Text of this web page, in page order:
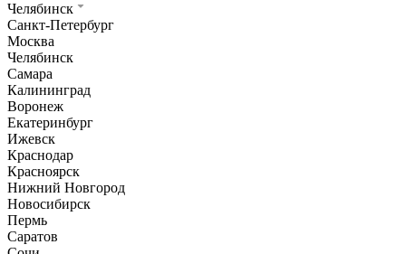
Челябинск
Санкт-Петербург
Москва
Челябинск
Самара
Калининград
Воронеж
Екатеринбург
Ижевск
Краснодар
Красноярск
Нижний Новгород
Новосибирск
Пермь
Саратов